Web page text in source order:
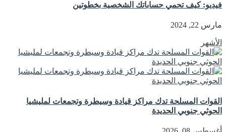
فيديو: كيف تحمي حساباتك الشخصية بخطوتين
مارس 22, 2024
الأشهر
القوات المسلحة تدك مراكز قيادة وسيطرة وتجمعات لمليشيا
الحوثي جنوبي الحديدة